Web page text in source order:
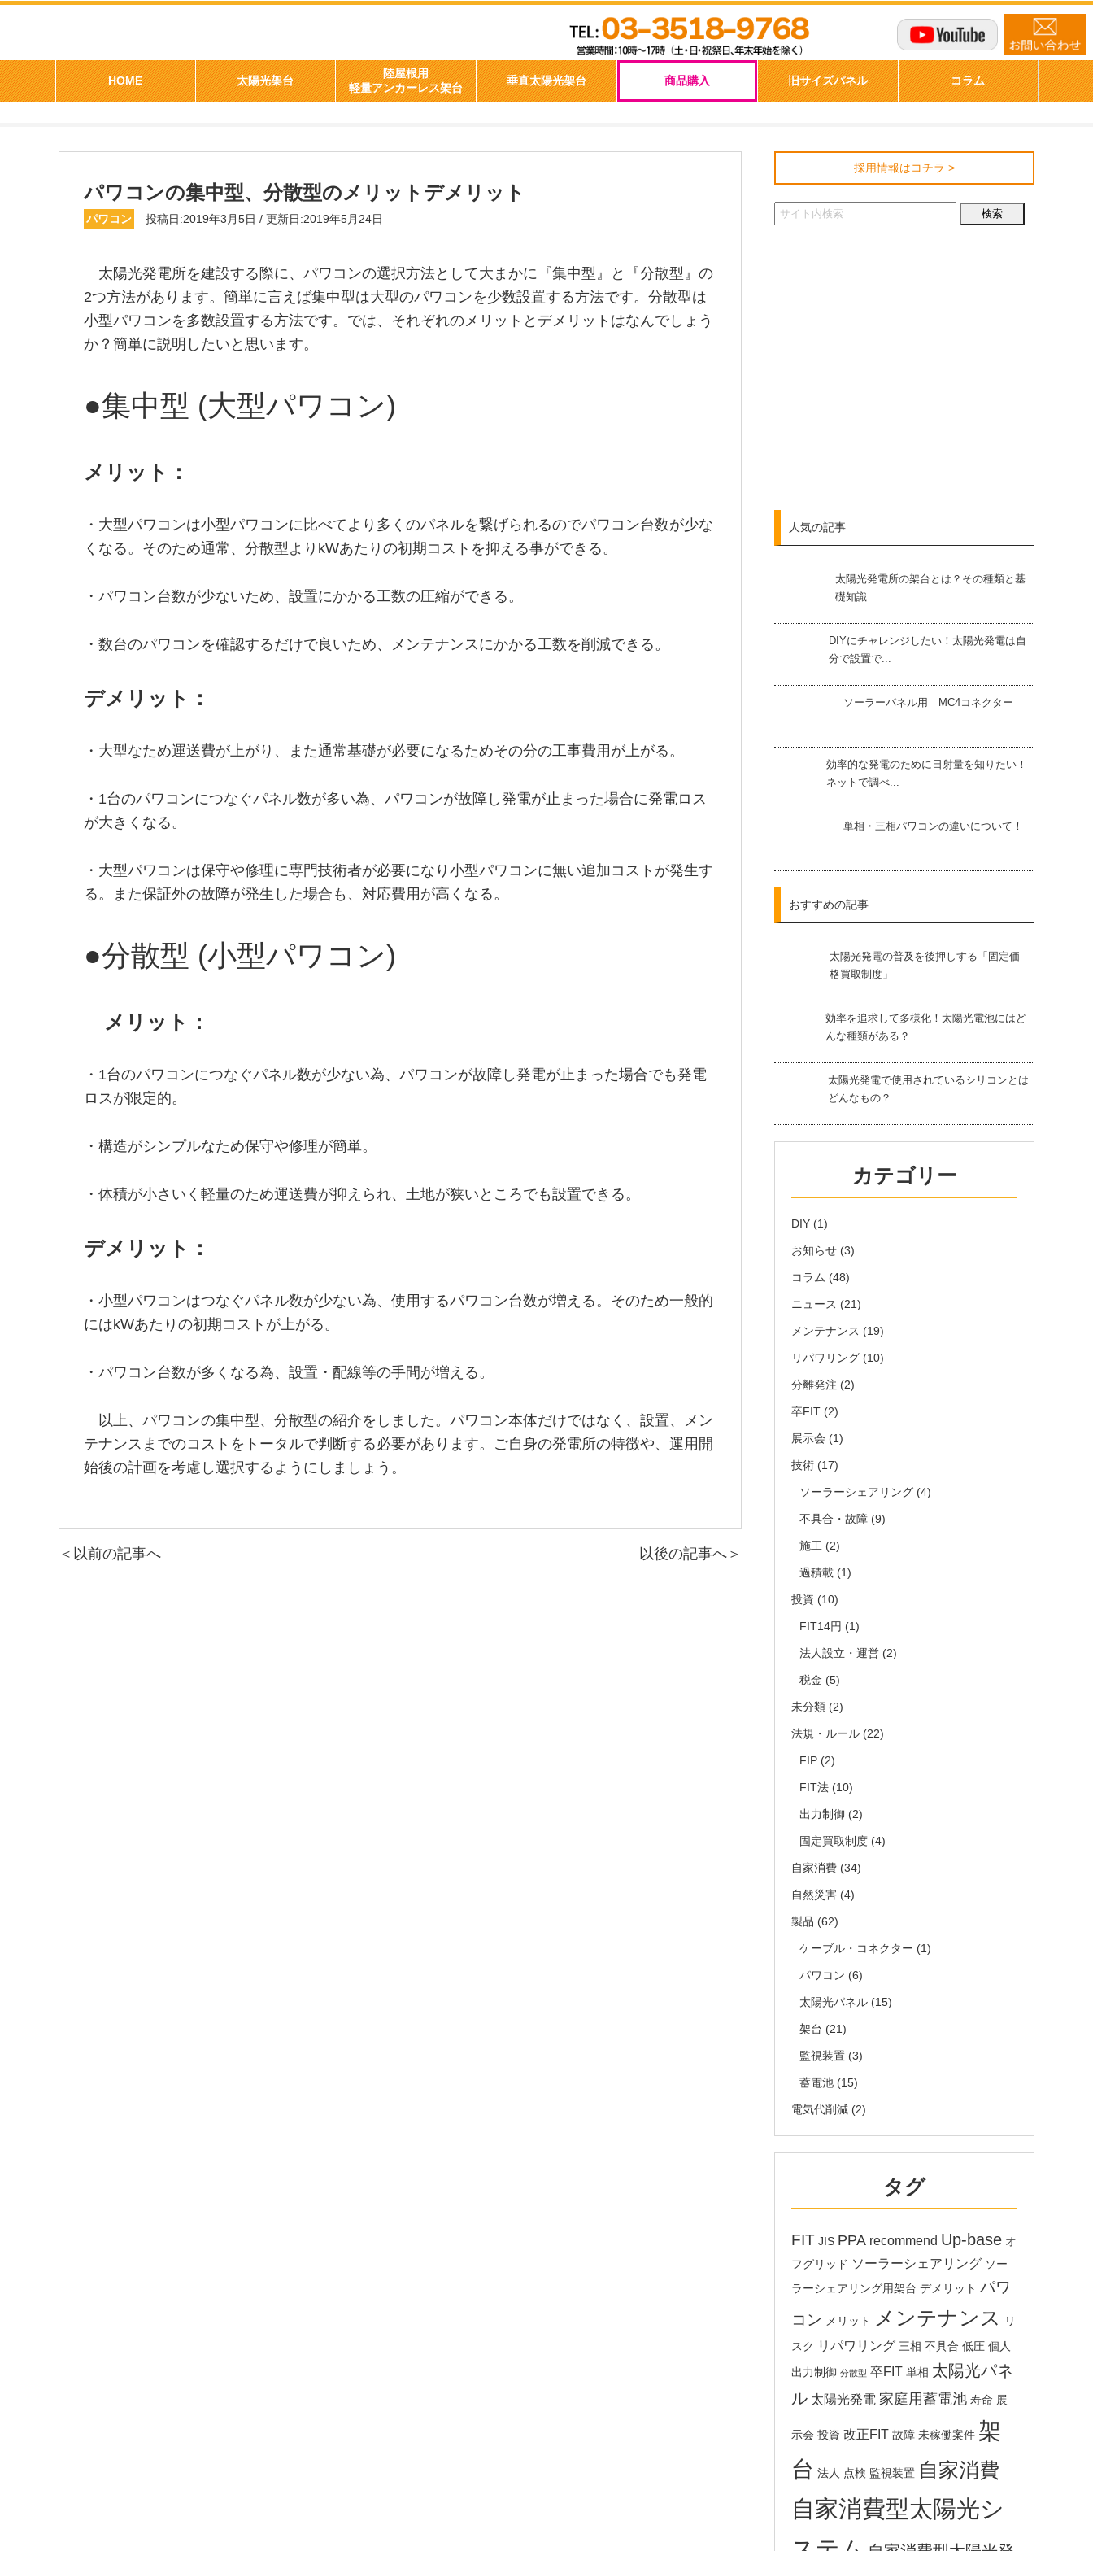
HOME 太陽光架台
陸屋根用
軽量アンカーレス架台
垂直太陽光架台 商品購入 旧サイズパネル
太陽光発電はソーラーデポ > 製品 > パワコン > パワコンの集中型、分散型のメリットデメリット
パワコンの集中型、分散型のメリットデメリット
パワコン 投稿日:2019年3月5日 / 更新日:2019年5月24日
太陽光発電所を建設する際に、パワコンの選択方法として大まかに『集中型』と『分散型』の
2つ方法があります。簡単に言えば集中型は大型のパワコンを少数設置する方法です。分散型は
小型パワコンを多数設置する方法です。では、それぞれのメリットとデメリットはなんでしょう
か？簡単に説明したいと思います。
●集中型 (大型パワコン)
メリット：
・大型パワコンは小型パワコンに比べてより多くのパネルを繋げられるのでパワコン台数が少な
くなる。そのため通常、分散型よりkWあたりの初期コストを抑える事ができる。
・パワコン台数が少ないため、設置にかかる工数の圧縮ができる。
・数台のパワコンを確認するだけで良いため、メンテナンスにかかる工数を削減できる。
デメリット：
・大型なため運送費が上がり、また通常基礎が必要になるためその分の工事費用が上がる。
・1台のパワコンにつなぐパネル数が多い為、パワコンが故障し発電が止まった場合に発電ロス
が大きくなる。
・大型パワコンは保守や修理に専門技術者が必要になり小型パワコンに無い追加コストが発生す
る。また保証外の故障が発生した場合も、対応費用が高くなる。
●分散型 (小型パワコン)
メリット：
・1台のパワコンにつなぐパネル数が少ない為、パワコンが故障し発電が止まった場合でも発電
ロスが限定的。
・構造がシンプルなため保守や修理が簡単。
・体積が小さいく軽量のため運送費が抑えられ、土地が狭いところでも設置できる。
デメリット：
・小型パワコンはつなぐパネル数が少ない為、使用するパワコン台数が増える。そのため一般的
にはkWあたりの初期コストが上がる。
・パワコン台数が多くなる為、設置・配線等の手間が増える。
以上、パワコンの集中型、分散型の紹介をしました。パワコン本体だけではなく、設置、メン
テナンスまでのコストをトータルで判断する必要があります。ご自身の発電所の特徴や、運用開
始後の計画を考慮し選択するようにしましょう。
＜以前の記事へ 以後の記事へ＞
採用情報はコチラ >
人気の記事
太陽光発電所の架台とは？その種類と基
礎知識
DIYにチャレンジしたい！太陽光発電は自
分で設置で...
ソーラーパネル用 MC4コネクター
効率的な発電のために日射量を知りたい！
ネットで調べ...
単相・三相パワコンの違いについて！
おすすめの記事
太陽光発電の普及を後押しする「固定価
格買取制度」
効率を追求して多様化！太陽光電池にはど
んな種類がある？
太陽光発電で使用されているシリコンとは
どんなもの？
カテゴリー
DIY (1)
お知らせ (3)
コラム (48)
ニュース (21)
メンテナンス (19)
リパワリング (10)
分離発注 (2)
卒FIT (2)
展示会 (1)
技術 (17)
ソーラーシェアリング (4)
不具合・故障 (9)
施工 (2)
過積載 (1)
投資 (10)
FIT14円 (1)
法人設立・運営 (2)
税金 (5)
未分類 (2)
法規・ルール (22)
FIP (2)
FIT法 (10)
出力制御 (2)
固定買取制度 (4)
自家消費 (34)
自然災害 (4)
製品 (62)
ケーブル・コネクター (1)
パワコン (6)
太陽光パネル (15)
架台 (21)
監視装置 (3)
蓄電池 (15)
電気代削減 (2)
タグ
FIT JIS PPA recommend Up-base オ
フグリッド ソーラーシェアリング ソー
ラーシェアリング用架台 デメリット パワ
コン メリット メンテナンス リ
スク リパワリング 三相 不具合 低圧 個人
出力制御 分散型 卒FIT 単相 太陽光パネ
ル 太陽光発電 家庭用蓄電池 寿命 展
示会 投資 改正FIT 故障 未稼働案件 架
台 法人 点検 監視装置 自家消費
自家消費型太陽光シ